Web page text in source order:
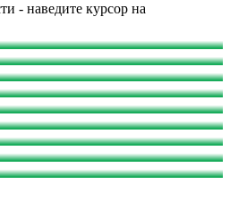
- наведите курсор на